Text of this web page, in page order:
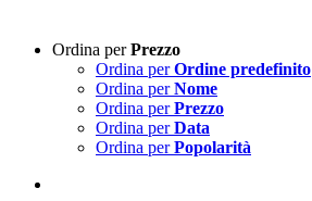
Ordina perPrezzo
Ordina perOrdine predefinito
Ordina perNome
Ordina perPrezzo
Ordina perData
Ordina perPopolarità